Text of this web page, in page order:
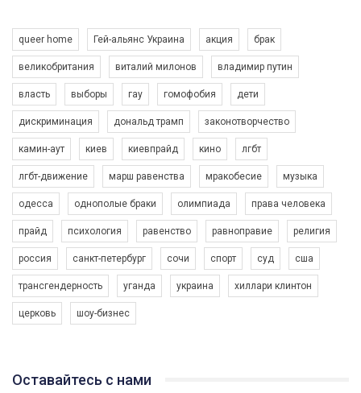
Зупинимо насильство проти ЛГБТ в Україні! Stop violence against LGBT in Ukraine!
6/30/2017
Емоційний та вражаючий промо-ролік на конкурс PACT, який
представляє програму "Гей-альянс Україна" з протидії
насильству проти ЛГБТ в Україні.
Ми просимо вашої підтримки, щоб реалізувати нашу
програму з боротьби з насильством проти ЛГБТ в Україні.
Якщо ти хочеш підтримати нас - просто натисни "лайк" під
best video, representing programme for the development of
1.9K Просмотров • 226 Нравится • 5 Комментариев
queer home Гей-альянс Украина акция брак
великобритания виталий милонов владимир путин
власть выборы гау гомофобия дети
дискриминация дональд трамп законотворчество
камин-аут киев киевпрайд кино лгбт
лгбт-движение марш равенства мракобесие музыка
одесса однополые браки олимпиада права человека
прайд психология равенство равноправие религия
россия санкт-петербург сочи спорт суд сша
трансгендерность уганда украина хиллари клинтон
церковь шоу-бизнес
Оставайтесь с нами